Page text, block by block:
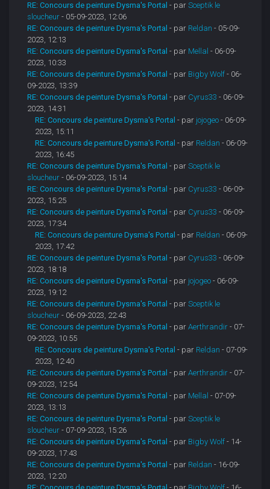
RE: Concours de peinture Dysma's Portal - parSceptik le
sloucheur - 05-09-2023, 12:06
RE: Concours de peinture Dysma's Portal - par Reldan - 05-09-
2023, 12:13
RE: Concours de peinture Dysma's Portal - par Mellal - 06-09-
2023, 10:33
RE: Concours de peinture Dysma's Portal - par Bigby Wolf - 06-
09-2023, 13:39
RE: Concours de peinture Dysma's Portal - par Cyrus33 - 06-09-
2023, 14:31
RE: Concours de peinture Dysma's Portal - par jojogeo - 06-09-
2023, 15:11
RE: Concours de peinture Dysma's Portal - par Reldan - 06-09-
2023, 16:45
RE: Concours de peinture Dysma's Portal - parSceptik le
sloucheur - 06-09-2023, 15:14
RE: Concours de peinture Dysma's Portal - par Cyrus33 - 06-09-
2023, 15:25
RE: Concours de peinture Dysma's Portal - par Cyrus33 - 06-09-
2023, 17:34
RE: Concours de peinture Dysma's Portal - par Reldan - 06-09-
2023, 17:42
RE: Concours de peinture Dysma's Portal - par Cyrus33 - 06-09-
2023, 18:18
RE: Concours de peinture Dysma's Portal - par jojogeo - 06-09-
2023, 19:12
RE: Concours de peinture Dysma's Portal - parSceptik le
sloucheur - 06-09-2023, 22:43
RE: Concours de peinture Dysma's Portal - parAerthrandir - 07-
09-2023, 10:55
RE: Concours de peinture Dysma's Portal - par Reldan - 07-09-
2023, 12:40
RE: Concours de peinture Dysma's Portal - parAerthrandir - 07-
09-2023, 12:54
RE: Concours de peinture Dysma's Portal - par Mellal - 07-09-
2023, 13:13
RE: Concours de peinture Dysma's Portal - parSceptik le
sloucheur - 07-09-2023, 15:26
RE: Concours de peinture Dysma's Portal - par Bigby Wolf - 14-
09-2023, 17:43
RE: Concours de peinture Dysma's Portal - par Reldan - 16-09-
2023, 12:20